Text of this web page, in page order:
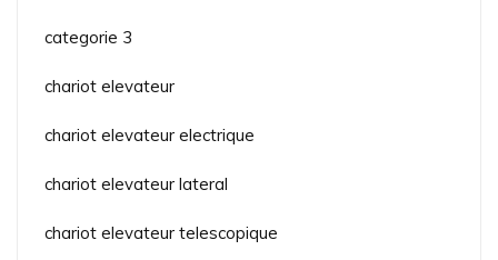
categorie 3
chariot elevateur
chariot elevateur electrique
chariot elevateur lateral
chariot elevateur telescopique